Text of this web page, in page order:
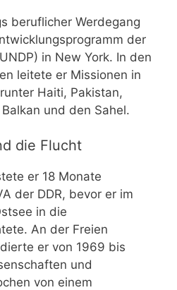
beruflicher Werdegang
der
in New York. In den
leitete er Missionen in
Haiti, Pakistan,
und den Sahel.
die Flucht
er 18 Monate
der DDR, bevor er im
in die
An der Freien
er von 1969 bis
und
von einem